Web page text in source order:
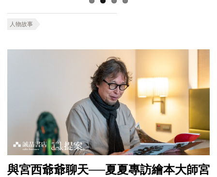
人物故事
與宮西爺爺聊天──夏夏專訪繪本大師宮